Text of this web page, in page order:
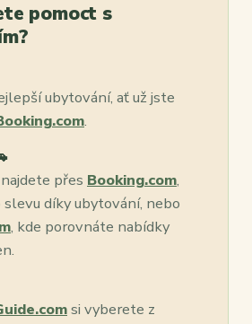
pomoct s
ubytování, ať už jste
.
přes Booking.com,
díky ubytování, nebo
, kde porovnáte nabídky
si vyberete z